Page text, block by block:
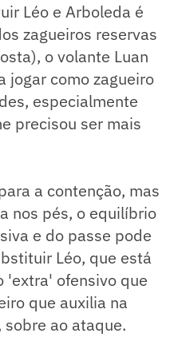
Léo e Arboleda é
zagueiros reservas
o volante Luan
jogar como zagueiro
especialmente
precisou ser mais
a contenção, mas
nos pés, o equilíbrio
e do passe pode
Léo, que está
'extra' ofensivo que
que auxilia na
sobre ao ataque.